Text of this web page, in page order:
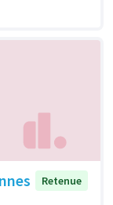
Retenue